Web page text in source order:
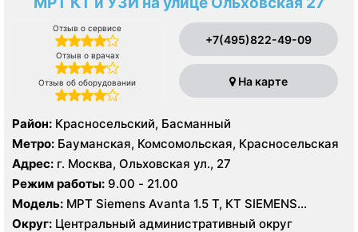
Отзыв о сервисе
Отзыв о врачах
Отзыв об оборудовании
+7(495)822-49-09
На карте
Район: Красносельский, Басманный
Метро: Бауманская, Комсомольская, Красносельская
Адрес: г. Москва, Ольховская ул., 27
Режим работы:
9.00 - 21.00
Модель: МРТ Siemens Avanta 1.5 Т, КТ SIEMENS
Somatom Perspective 64 срезов, УЗИ
Округ: Центральный административный округ